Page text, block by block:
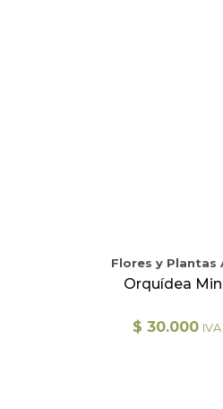
Flores y Plantas
Orquídea
$ 30.000